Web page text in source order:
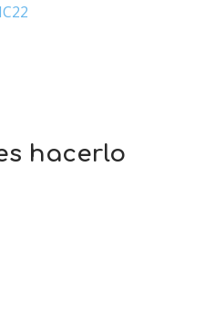
hacerlo